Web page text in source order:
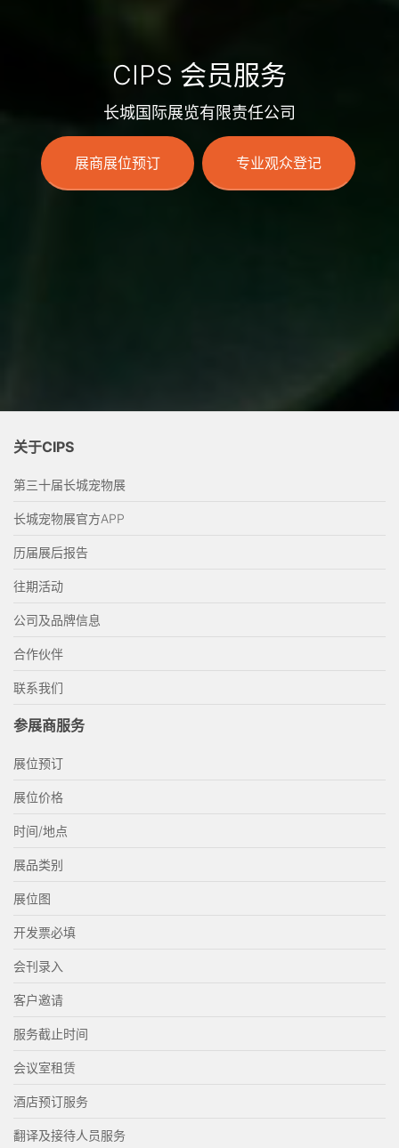
CIPS 会员服务
长城国际展览有限责任公司
展商展位预订 专业观众登记
关于CIPS
第三十届长城宠物展
长城宠物展官方APP
历届展后报告
往期活动
公司及品牌信息
合作伙伴
联系我们
参展商服务
展位预订
展位价格
时间/地点
展品类别
展位图
开发票必填
会刊录入
客户邀请
服务截止时间
会议室租赁
酒店预订服务
翻译及接待人员服务